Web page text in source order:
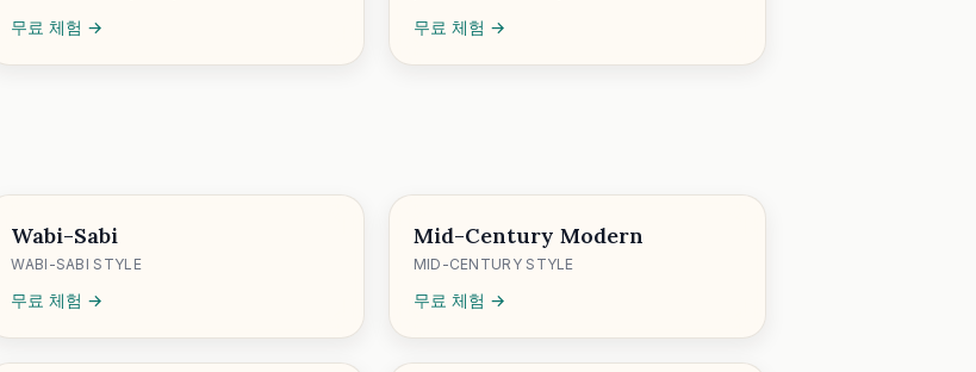
무료 체험 →
무료 체험 →
Wabi-Sabi
WABI-SABI STYLE
무료 체험 →
Mid-Century Modern
MID-CENTURY STYLE
무료 체험 →